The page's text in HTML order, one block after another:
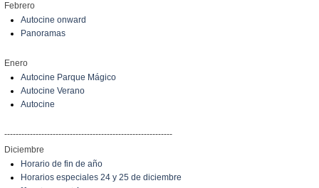
Febrero
Autocine onward
Panoramas
Enero
Autocine Parque Mágico
Autocine Verano
Autocine
-----------------------------------------------------------
Diciembre
Horario de fin de año
Horarios especiales 24 y 25 de diciembre